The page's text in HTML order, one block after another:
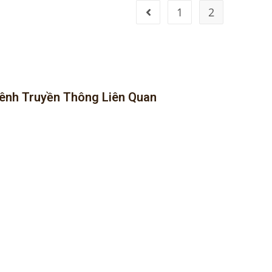
1 2
Truyền Thông Liên Quan